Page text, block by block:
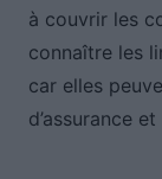
à couvrir les
connaître les
car elles
d’assurance